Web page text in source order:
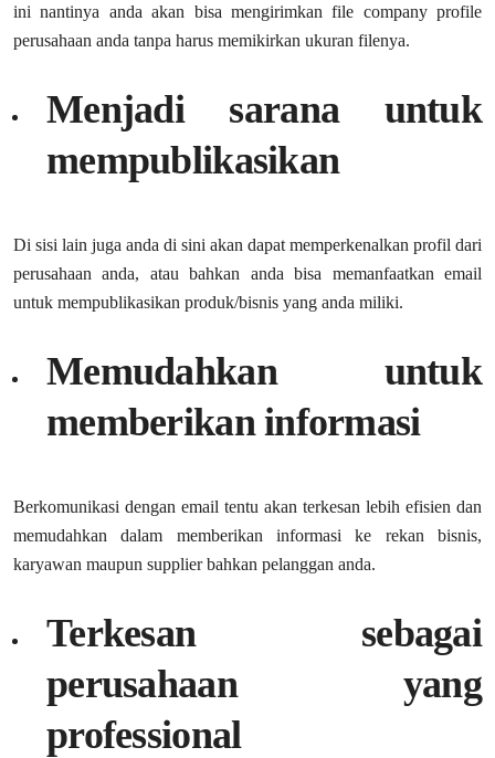
ini nantinya anda akan bisa mengirimkan file company profile
perusahaan anda tanpa harus memikirkan ukuran filenya.
Menjadi sarana untuk
mempublikasikan
Di sisi lain juga anda di sini akan dapat memperkenalkan profil dari
perusahaan anda, atau bahkan anda bisa memanfaatkan email
untuk mempublikasikan produk/bisnis yang anda miliki.
Memudahkan untuk
memberikan informasi
Berkomunikasi dengan email tentu akan terkesan lebih efisien dan
memudahkan dalam memberikan informasi ke rekan bisnis,
karyawan maupun supplier bahkan pelanggan anda.
Terkesan sebagai
perusahaan yang
professional